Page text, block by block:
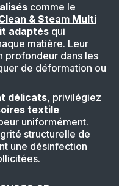
comme le
& Steam Multi
adaptés qui
matière. Leur
profondeur dans les
de déformation ou
délicats, privilégiez
textile
uniformément.
structurelle de
une désinfection